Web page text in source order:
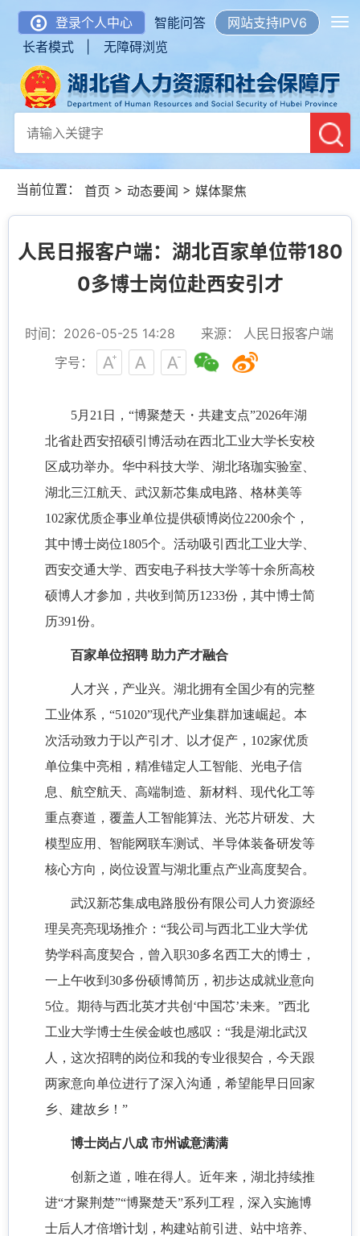
登录个人中心 智能问答
网站支持IPV6
长者模式 |
无障碍浏览
当前位置： 首页 > 动态要闻 > 媒体聚焦
人民日报客户端：湖北百家单位带180
0多博士岗位赴西安引才
时间：2026-05-25 14:28
来源： 人民日报客户端
字号：
5月21日，“博聚楚天・共建支点”2026年湖
北省赴西安招硕引博活动在西北工业大学长安校
区成功举办。华中科技大学、湖北珞珈实验室、
湖北三江航天、武汉新芯集成电路、格林美等
102家优质企事业单位提供硕博岗位2200余个，
其中博士岗位1805个。活动吸引西北工业大学、
西安交通大学、西安电子科技大学等十余所高校
硕博人才参加，共收到简历1233份，其中博士简
历391份。
百家单位招聘 助力产才融合
人才兴，产业兴。湖北拥有全国少有的完整
工业体系，“51020”现代产业集群加速崛起。本
次活动致力于以产引才、以才促产，102家优质
单位集中亮相，精准锚定人工智能、光电子信
息、航空航天、高端制造、新材料、现代化工等
重点赛道，覆盖人工智能算法、光芯片研发、大
模型应用、智能网联车测试、半导体装备研发等
核心方向，岗位设置与湖北重点产业高度契合。
武汉新芯集成电路股份有限公司人力资源经
理吴亮亮现场推介：“我公司与西北工业大学优
势学科高度契合，曾入职30多名西工大的博士，
一上午收到30多份硕博简历，初步达成就业意向
5位。期待与西北英才共创‘中国芯’未来。”西北
工业大学博士生侯金岐也感叹：“我是湖北武汉
人，这次招聘的岗位和我的专业很契合，今天跟
两家意向单位进行了深入沟通，希望能早日回家
乡、建故乡！”
博士岗占八成 市州诚意满满
创新之道，唯在得人。近年来，湖北持续推
进“才聚荆楚”“博聚楚天”系列工程，深入实施博
士后人才倍增计划，构建站前引进、站中培养、